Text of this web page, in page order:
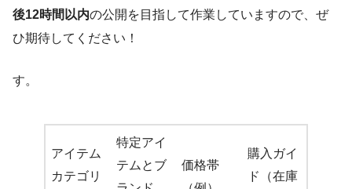
後12時間以内の公開を目指して作業していますので、ぜ
ひ期待してください！
す。
アイテム
カテゴリ
特定アイ
テムとブ
価格帯
購入ガイ
ド（在庫